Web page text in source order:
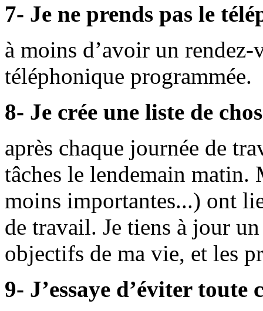
7- Je ne prends pas le
à moins d’avoir un
téléphonique programmée.
8- Je crée une liste de
après chaque journée de
tâches le lendemain matin.
moins importantes...) ont
de travail. Je tiens à jour
objectifs de ma vie, et les
9- J’essaye d’éviter